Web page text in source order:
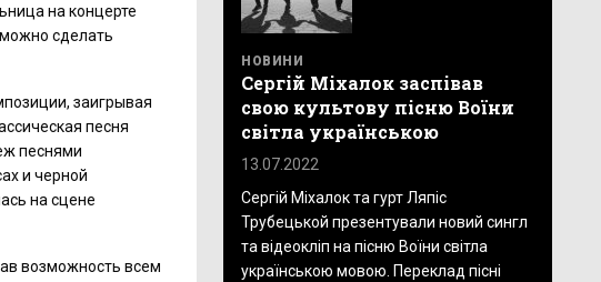
на концерте
сделать
заигрывая
песня
песнями
и черной
на сцене
возможность всем
НОВИНИ
Сергій Міхалок заспівав
свою культову пісню Воїни
світла українською
13.07.2022
Сергій Міхалок та гурт Ляпіс
Трубецькой презентували новий сингл
та відеокліп на пісню Воїни світла
українською мовою. Переклад пісні